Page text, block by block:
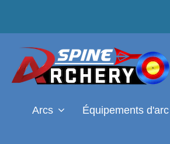
Arcs Équipements d'arc